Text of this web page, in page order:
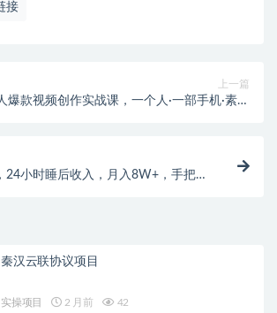
接
上一篇
爆款视频创作实战课，一个人·一部手机·素人
24小时睡后收入，月入8W+，手把手
秦汉云联协议项目
实操项目 2 月前 42